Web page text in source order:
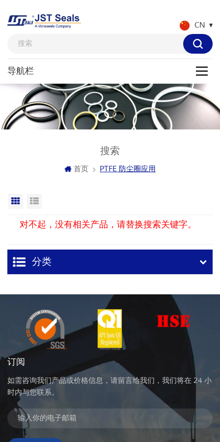
CN
搜索
首页 PTFE 防尘圈应用
网格视图
对不起，没有相关产品，请替换搜索关键字。
分类
订阅
如需咨询我们产品或价格信息，请留言给我们，我们将在 24 小
时内与您联系。